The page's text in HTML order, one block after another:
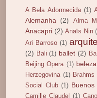
A Bela Adormecida (1)
Alemanha (2) Alma
Anacapri (2) Anaïs Nin
Ari Barroso (1)
(2) Bali (1) ballet (2)
Beijing Opera (1) beleza
Herzegovina (1) Brahms
Social Club (1) Buenos
Camille Claudel
(1)